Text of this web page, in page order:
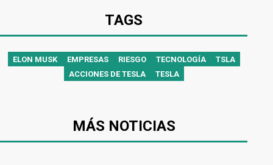
TAGS
ELON MUSK EMPRESAS RIESGO TECNOLOGÍA
TSLA
ACCIONES DE TESLA
TESLA
MÁS NOTICIAS